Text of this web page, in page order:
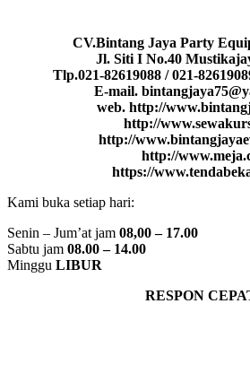
CV.Bintang Jaya Party
Jl. Siti I No.40
Tlp.021-82619088 / 021-
E-mail.
web. http://
http://
http://
http://
https://
Kami buka setiap hari:
Senin – Jum’at jam 08,00 – 17.00
Sabtu jam 08.00 – 14.00
Minggu LIBUR
RESPON